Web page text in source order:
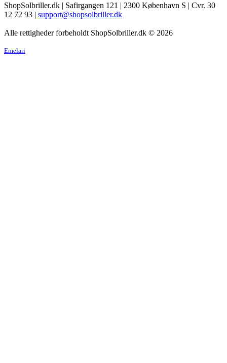
ShopSolbriller.dk | Safirgangen 121 | 2300 København S | Cvr. 30
12 72 93 | support@shopsolbriller.dk
Alle rettigheder forbeholdt ShopSolbriller.dk © 2026
Emelari